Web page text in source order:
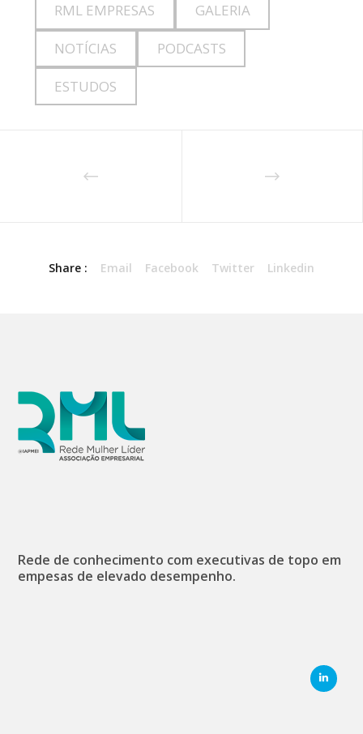
RML EMPRESAS GALERIA
NOTÍCIAS PODCASTS
ESTUDOS
Share : Email Facebook Twitter Linkedin
Rede de conhecimento com executivas de topo em
empesas de elevado desempenho.